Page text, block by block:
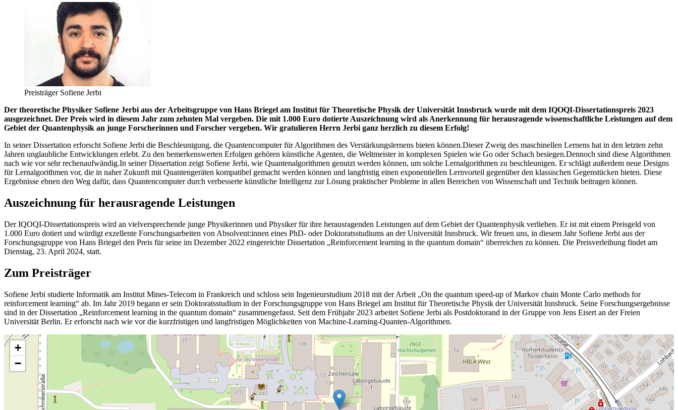
Preisträger Sofiene Jerbi
Der theoretische Physiker Sofiene Jerbi aus der Arbeitsgruppe von Hans Briegel am Institut für Theoretische Physik der Universität Innsbruck wurde mit dem IQOQI-Dissertationspreis 2023
ausgezeichnet. Der Preis wird in diesem Jahr zum zehnten Mal vergeben. Die mit 1.000 Euro dotierte Auszeichnung wird als Anerkennung für herausragende wissenschaftliche Leistungen auf dem
Gebiet der Quantenphysik an junge Forscherinnen und Forscher vergeben. Wir gratulieren Herrn Jerbi ganz herzlich zu diesem Erfolg!
In seiner Dissertation erforscht Sofiene Jerbi die Beschleunigung, die Quantencomputer für Algorithmen des Verstärkungslernens bieten können.Dieser Zweig des maschinellen Lernens hat in den letzten zehn
Jahren unglaubliche Entwicklungen erlebt. Zu den bemerkenswerten Erfolgen gehören künstliche Agenten, die Weltmeister in komplexen Spielen wie Go oder Schach besiegen.Dennoch sind diese Algorithmen
nach wie vor sehr rechenaufwändig.In seiner Dissertation zeigt Sofiene Jerbi, wie Quantenalgorithmen genutzt werden können, um solche Lernalgorithmen zu beschleunigen. Er schlägt außerdem neue Designs
für Lernalgorithmen vor, die in naher Zukunft mit Quantengeräten kompatibel gemacht werden können und langfristig einen exponentiellen Lernvorteil gegenüber den klassischen Gegenstücken bieten. Diese
Ergebnisse ebnen den Weg dafür, dass Quantencomputer durch verbesserte künstliche Intelligenz zur Lösung praktischer Probleme in allen Bereichen von Wissenschaft und Technik beitragen können.
Auszeichnung für herausragende Leistungen
Der IQOQI-Dissertationspreis wird an vielversprechende junge Physikerinnen und Physiker für ihre herausragenden Leistungen auf dem Gebiet der Quantenphysik verliehen. Er ist mit einem Preisgeld von
1.000 Euro dotiert und würdigt exzellente Forschungsarbeiten von Absolvent:innen eines PhD- oder Doktoratsstudiums an der Universität Innsbruck. Wir freuen uns, in diesem Jahr Sofiene Jerbi aus der
Forschungsgruppe von Hans Briegel den Preis für seine im Dezember 2022 eingereichte Dissertation „Reinforcement learning in the quantum domain“ überreichen zu können. Die Preisverleihung findet am
Dienstag, 23. April 2024, statt.
Zum Preisträger
Sofiene Jerbi studierte Informatik am Institut Mines-Telecom in Frankreich und schloss sein Ingenieurstudium 2018 mit der Arbeit „On the quantum speed-up of Markov chain Monte Carlo methods for
reinforcement learning“ ab. Im Jahr 2019 begann er sein Doktoratsstudium in der Forschungsgruppe von Hans Briegel am Institut für Theoretische Physik der Universität Innsbruck. Seine Forschungsergebnisse
sind in der Dissertation „Reinforcement learning in the quantum domain“ zusammengefasst. Seit dem Frühjahr 2023 arbeitet Sofiene Jerbi als Postdoktorand in der Gruppe von Jens Eisert an der Freien
Universität Berlin. Er erforscht nach wie vor die kurzfristigen und langfristigen Möglichkeiten von Machine-Learning-Quanten-Algorithmen.
+
−